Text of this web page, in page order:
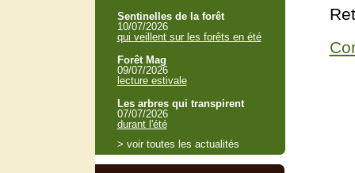
Sentinelles de la forêt
10/07/2026
qui veillent sur les forêts en été
Forêt Mag
09/07/2026
lecture estivale
Les arbres qui transpirent
07/07/2026
durant l'été
> voir toutes les actualités